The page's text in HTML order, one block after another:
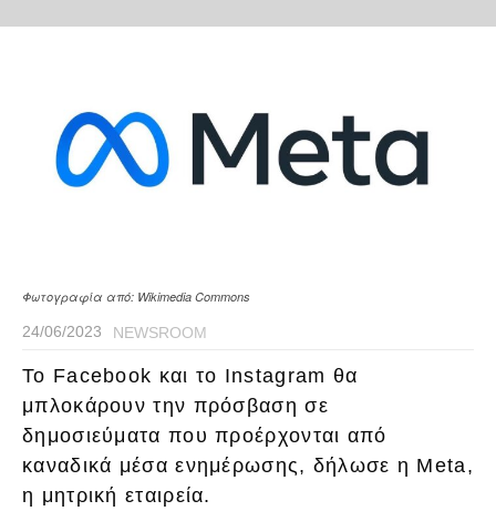
Φωτογραφία από: Wikimedia Commons
24/06/2023 NEWSROOM
To Facebook και το Instagram θα
μπλοκάρουν την πρόσβαση σε
δημοσιεύματα που προέρχονται από
καναδικά μέσα ενημέρωσης, δήλωσε η Meta,
η μητρική εταιρεία.